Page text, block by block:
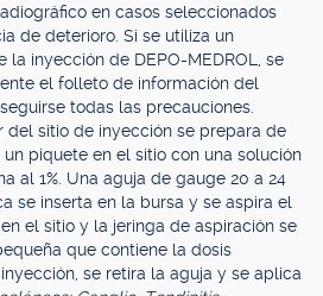
en casos seleccionados
de deterioro. Si se utiliza un
la inyección de DEPO-MEDROL, se
el folleto de información del
todas las precauciones.
del sitio de inyección se prepara de
piquete en el sitio con una solución
al 1%. Una aguja de gauge 20 a 24
se inserta en la bursa y se aspira el
el sitio y la jeringa de aspiración se
que contiene la dosis
se retira la aguja y se aplica